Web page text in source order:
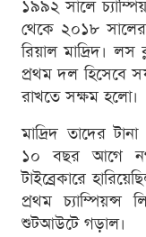
১৯৯২ সালে
থেকে ২০১৮ সালের
রিয়াল মাদ্রিদ।
প্রথম দল হিসেবে
রাখতে সক্ষম হলো।
মাদ্রিদ তাদের
১০ বছর আগে নগর
টাইব্রেকারে
প্রথম চ্যাম্পিয়ন্স
শুটআউটে গড়াল।